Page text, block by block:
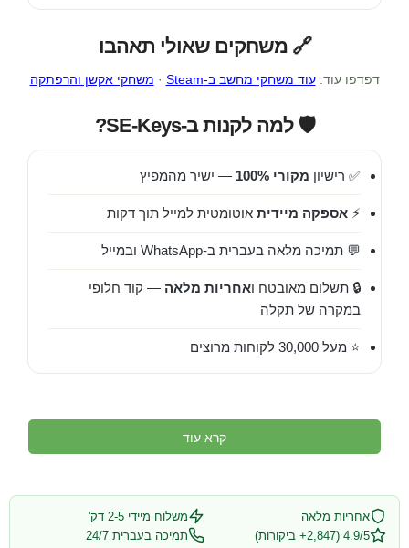
🔗 משחקים שאולי תאהבו
דפדפו עוד:עוד משחקי מחשב ב-Steam · משחקי אקשן והרפתקה
🛡️ למה לקנות ב-SE-Keys?
✅ רישיון מקורי 100% — ישיר מהמפיץ
⚡ אספקה מיידית אוטומטית למייל תוך דקות
💬 תמיכה מלאה בעברית ב-WhatsApp ובמייל
🔒 תשלום מאובטח ואחריות מלאה — קוד חלופי
במקרה של תקלה
⭐ מעל 30,000 לקוחות מרוצים
קרא עוד
אחריות מלאה
משלוח מיידי 2-5 דק'
4.9/5 (2,847+ ביקורות)
תמיכה בעברית 24/7